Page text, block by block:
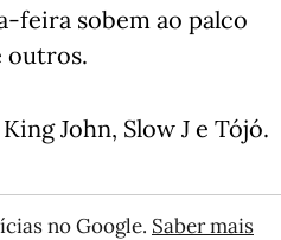
feira sobem ao palco
outros.
John, Slow J e Tójó.
no Google. Saber mais